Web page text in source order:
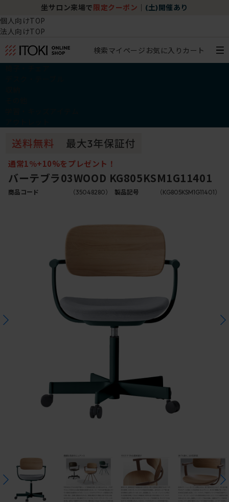
坐サロン来場で 限定クーポン (土)開催あり
個人向けTOP
法人向けTOP
検索マイページ お気に入り カート
通常1％+10%をプレゼント！
バーテブラ03WOOD KG805KSM1G11401
商品コード （35048280） 製品記号 （KG805KSM1G11401）